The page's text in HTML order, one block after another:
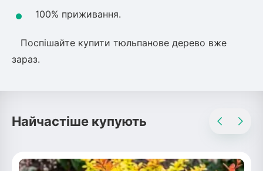
100% приживання.
Поспішайте купити тюльпанове дерево вже
зараз.
Найчастіше купують